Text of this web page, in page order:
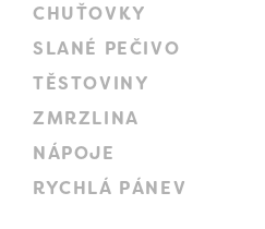
CHUŤOVKY
SLANÉ PEČIVO
TĚSTOVINY
ZMRZLINA
NÁPOJE
RYCHLÁ PÁNEV